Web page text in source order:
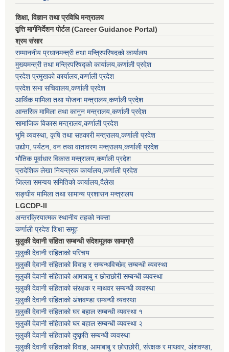
शिक्षा, विज्ञान तथा प्रविधि मन्त्रालय
वृत्ति मार्गनिर्देशन पोर्टल (Career Guidance Portal)
श्रम संसार
सम्माननीय प्रधानमन्त्री तथा मन्त्रिपरिषद‌को कार्यालय
मुख्यमन्त्री तथा मन्त्रिपरिषद्को कार्यालय,कर्णाली प्रदेश
प्रदेश प्रमुखको कार्यालय,कर्णाली प्रदेश
प्रदेश सभा सचिवालय,कर्णाली प्रदेश
आर्थिक मामिला तथा योजना मन्त्रालय,कर्णाली प्रदेश
आन्तरिक मामिला तथा कानुन मन्त्रालय,कर्णाली प्रदेश
सामाजिक विकास मन्त्रालय,कर्णाली प्रदेश
भुमि व्यवस्था, कृषि तथा सहकारी मन्त्रालय,कर्णाली प्रदेश
उद्योग, पर्यटन, वन तथा वातावरण मन्त्रालय,कर्णाली प्रदेश
भौतिक पूर्वाधार विकास मन्त्रालय,कर्णाली प्रदेश
प्रादेशिक लेखा नियन्त्रक कार्यालय,कर्णाली प्रदेश
जिल्ला समन्वय समितिको कार्यालय,दैलेख
सङ्घीय मामिला तथा सामान्य प्रशासन मन्त्रालय
LGCDP-II
अन्तरक्रियात्मक स्थानीय तहको नक्सा
कर्णाली प्रदेश शिक्षा समूह
मुलुकी देवानी संहिता सम्बन्धी संदेशमूलक सामाग्री
मुलुकी देवानी संहिताको परिचय
मुलुकी देवानी संहिताको विवाह र सम्बन्धविच्छेद सम्बन्धी व्यवस्था
मुलुकी देवानी संहिताको आमाबाबु र छोराछोरी सम्बन्धी व्यवस्था
मुलुकी देवानी संहिताको संरक्षक र माथवर सम्बन्धी व्यवस्था
मुलुकी देवानी संहिताको अंशवण्डा सम्बन्धी व्यवस्था
मुलुकी देवानी संहिताको घर बहाल सम्बन्धी व्यवस्था १
मुलुकी देवानी संहिताको घर बहाल सम्बन्धी व्यवस्था २
मुलुकी देवानी संहिताको दुष्कृति सम्बन्धी व्यवस्था
मुलुकी देवानी संहिताको विवाह, आमाबाबु र छोराछोरी, संरक्षक र माथवर, अंशवण्डा,